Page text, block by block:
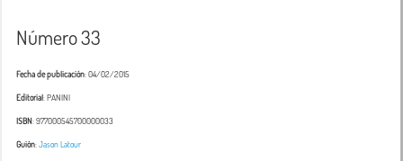
Número 33
Fecha de publicación: 04/02/2015
Editorial: PANINI
ISBN: 977000545700000033
Guión:Jason Latour